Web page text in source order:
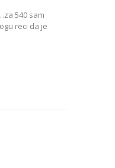
540 sam
reci da je